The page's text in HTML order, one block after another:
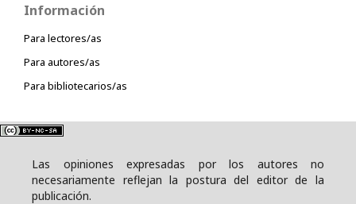
Información
Para lectores/as
Para autores/as
Para bibliotecarios/as
Las opiniones expresadas por los autores no
necesariamente reflejan la postura del editor de la
publicación.